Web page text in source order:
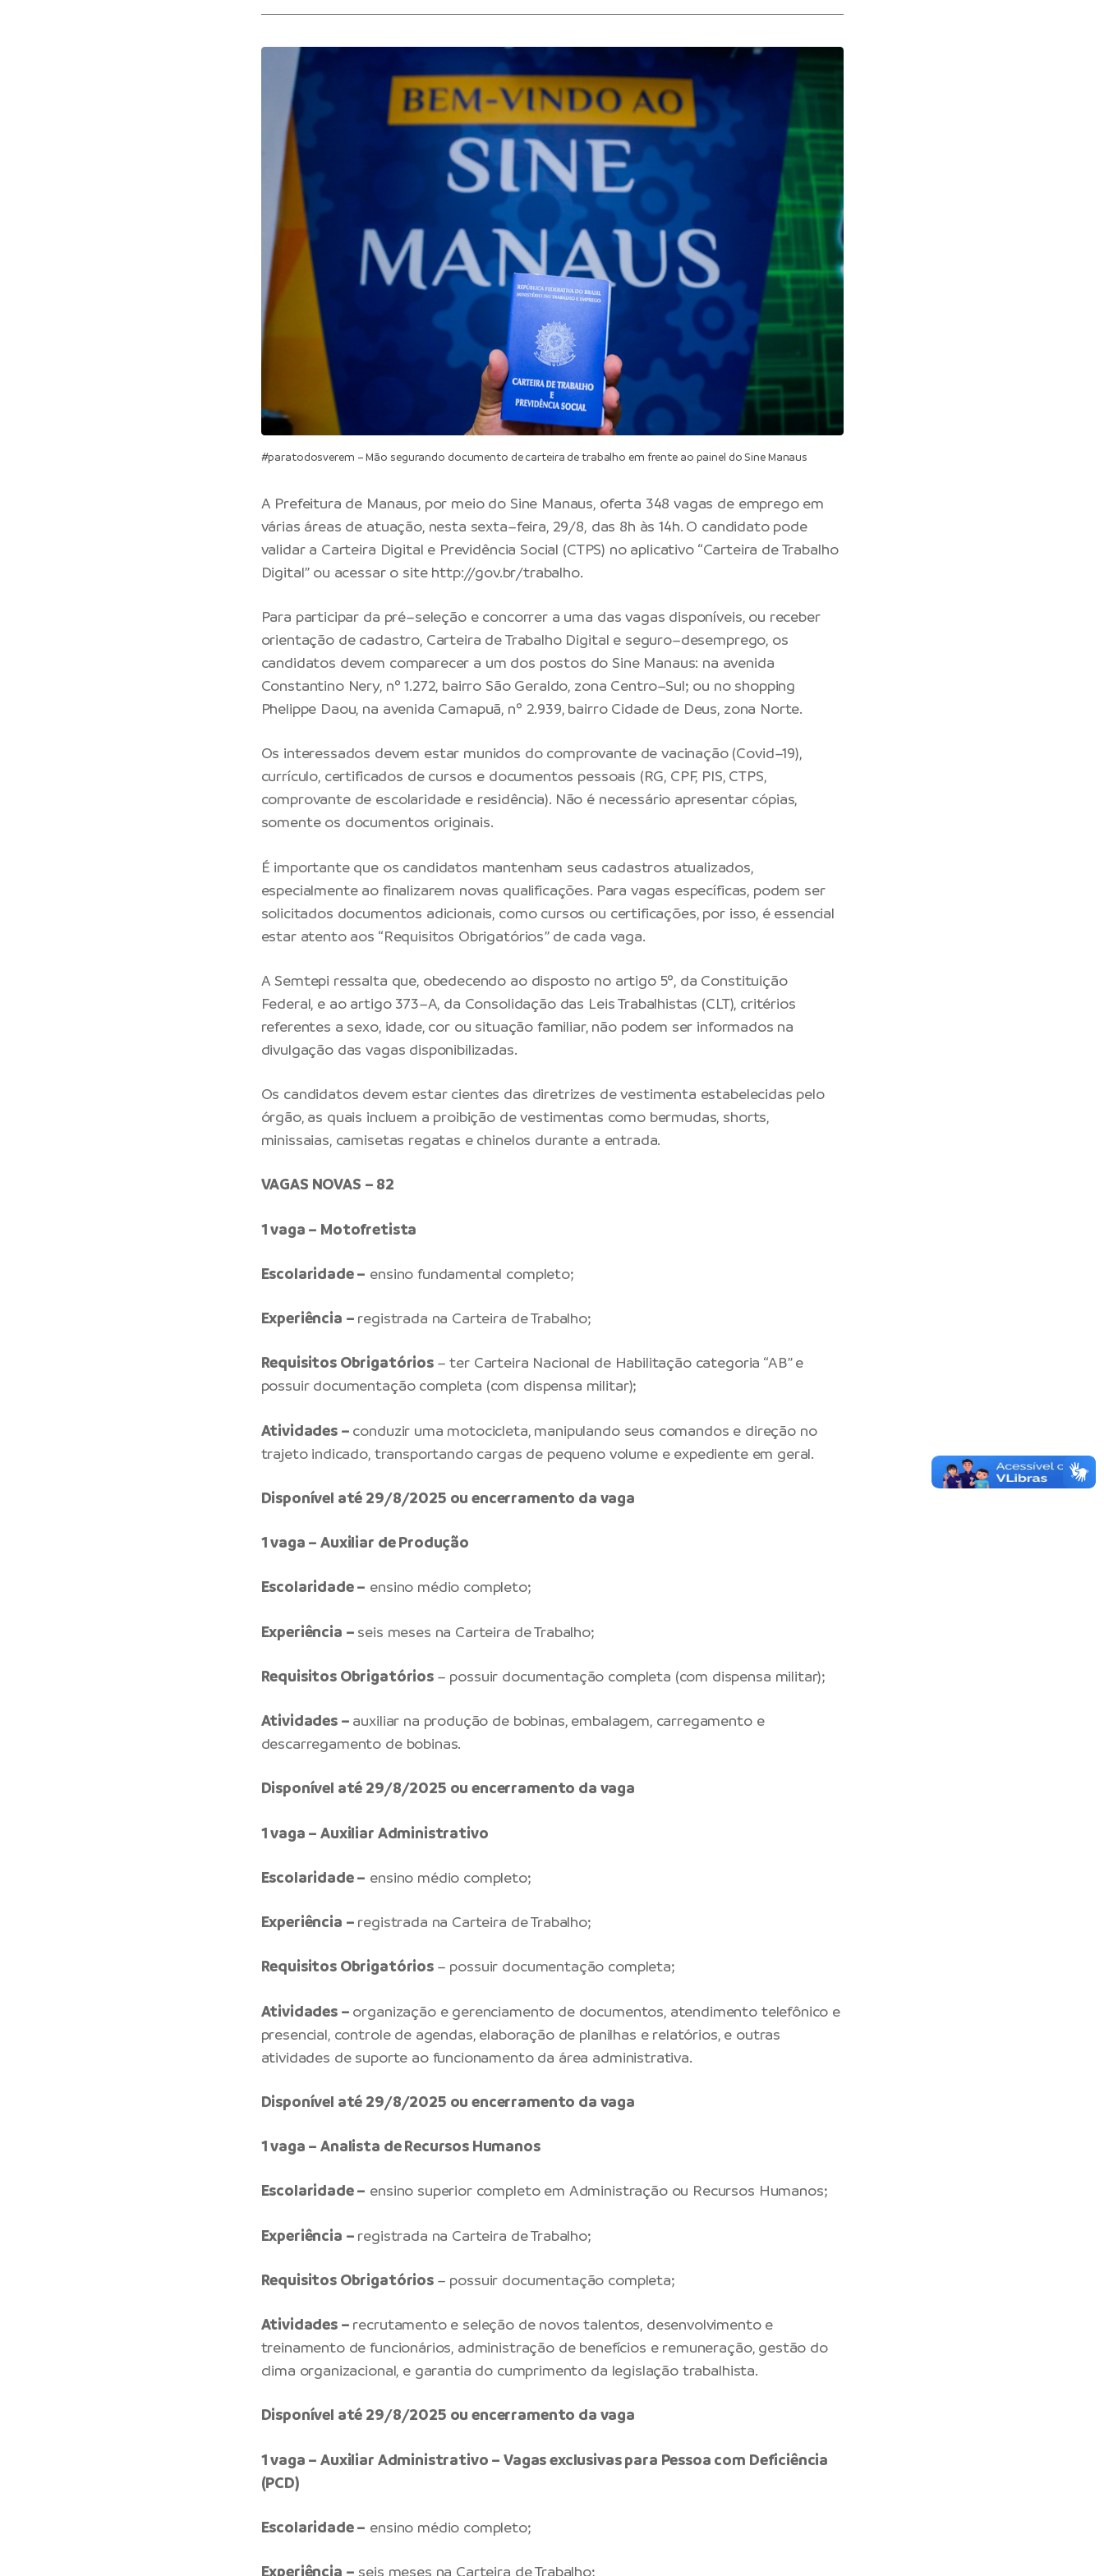
#paratodosverem – Mão segurando documento de carteira de trabalho em frente ao painel do Sine Manaus
A Prefeitura de Manaus, por meio do Sine Manaus, oferta 348 vagas de emprego em
várias áreas de atuação, nesta sexta–feira, 29/8, das 8h às 14h. O candidato pode
validar a Carteira Digital e Previdência Social (CTPS) no aplicativo “Carteira de Trabalho
Digital” ou acessar o site http://gov.br/trabalho.
Para participar da pré–seleção e concorrer a uma das vagas disponíveis, ou receber
orientação de cadastro, Carteira de Trabalho Digital e seguro–desemprego, os
candidatos devem comparecer a um dos postos do Sine Manaus: na avenida
Constantino Nery, nº 1.272, bairro São Geraldo, zona Centro–Sul; ou no shopping
Phelippe Daou, na avenida Camapuã, nº 2.939, bairro Cidade de Deus, zona Norte.
Os interessados devem estar munidos do comprovante de vacinação (Covid–19),
currículo, certificados de cursos e documentos pessoais (RG, CPF, PIS, CTPS,
comprovante de escolaridade e residência). Não é necessário apresentar cópias,
somente os documentos originais.
É importante que os candidatos mantenham seus cadastros atualizados,
especialmente ao finalizarem novas qualificações. Para vagas específicas, podem ser
solicitados documentos adicionais, como cursos ou certificações, por isso, é essencial
estar atento aos “Requisitos Obrigatórios” de cada vaga.
A Semtepi ressalta que, obedecendo ao disposto no artigo 5º, da Constituição
Federal, e ao artigo 373–A, da Consolidação das Leis Trabalhistas (CLT), critérios
referentes a sexo, idade, cor ou situação familiar, não podem ser informados na
divulgação das vagas disponibilizadas.
Os candidatos devem estar cientes das diretrizes de vestimenta estabelecidas pelo
órgão, as quais incluem a proibição de vestimentas como bermudas, shorts,
minissaias, camisetas regatas e chinelos durante a entrada.
VAGAS NOVAS – 82
1 vaga – Motofretista
Escolaridade – ensino fundamental completo;
Experiência – registrada na Carteira de Trabalho;
Requisitos Obrigatórios – ter Carteira Nacional de Habilitação categoria “AB” e
possuir documentação completa (com dispensa militar);
Atividades – conduzir uma motocicleta, manipulando seus comandos e direção no
trajeto indicado, transportando cargas de pequeno volume e expediente em geral.
Disponível até 29/8/2025 ou encerramento da vaga
1 vaga – Auxiliar de Produção
Escolaridade – ensino médio completo;
Experiência – seis meses na Carteira de Trabalho;
Requisitos Obrigatórios – possuir documentação completa (com dispensa militar);
Atividades – auxiliar na produção de bobinas, embalagem, carregamento e
descarregamento de bobinas.
Disponível até 29/8/2025 ou encerramento da vaga
1 vaga – Auxiliar Administrativo
Escolaridade – ensino médio completo;
Experiência – registrada na Carteira de Trabalho;
Requisitos Obrigatórios – possuir documentação completa;
Atividades – organização e gerenciamento de documentos, atendimento telefônico e
presencial, controle de agendas, elaboração de planilhas e relatórios, e outras
atividades de suporte ao funcionamento da área administrativa.
Disponível até 29/8/2025 ou encerramento da vaga
1 vaga – Analista de Recursos Humanos
Escolaridade – ensino superior completo em Administração ou Recursos Humanos;
Experiência – registrada na Carteira de Trabalho;
Requisitos Obrigatórios – possuir documentação completa;
Atividades – recrutamento e seleção de novos talentos, desenvolvimento e
treinamento de funcionários, administração de benefícios e remuneração, gestão do
clima organizacional, e garantia do cumprimento da legislação trabalhista.
Disponível até 29/8/2025 ou encerramento da vaga
1 vaga – Auxiliar Administrativo – Vagas exclusivas para Pessoa com Deficiência
(PCD)
Escolaridade – ensino médio completo;
Experiência – seis meses na Carteira de Trabalho;